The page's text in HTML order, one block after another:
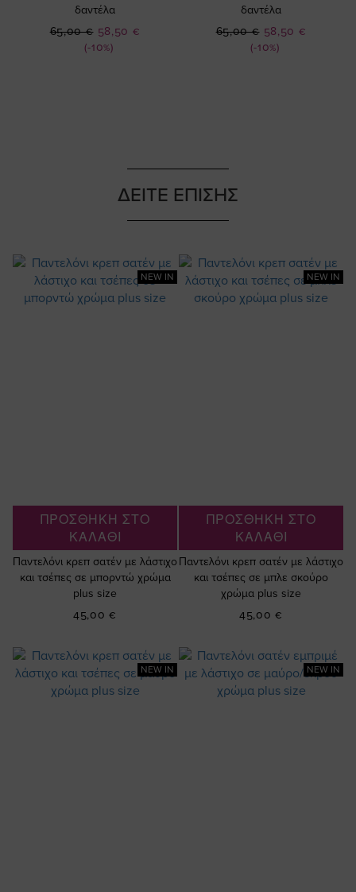
δαντέλα
(-10%)
Ειδική
Τιμή
58,50 €
65,00 €
δαντέλα
(-10%)
Ειδική
Τιμή
58,50 €
65,00 €
NEW IN
ΠΡΟΣΘΗΚΗ ΣΤΟ
ΚΑΛΑΘΙ
Παντελόνι κρεπ σατέν με λάστιχο
και τσέπες σε μπορντώ χρώμα
plus size
45,00 €
NEW IN
ΠΡΟΣΘΗΚΗ ΣΤΟ
ΚΑΛΑΘΙ
Παντελόνι κρεπ σατέν με λάστιχο
και τσέπες σε μπλε σκούρο
χρώμα plus size
45,00 €
NEW IN NEW IN
ΔΕΙΤΕ ΕΠΙΣΗΣ